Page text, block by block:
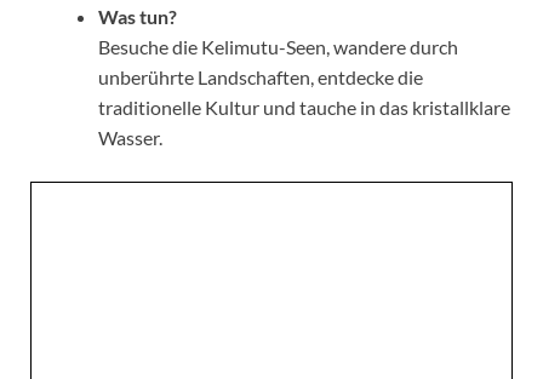
Was tun?
Besuche die Kelimutu-Seen, wandere durch
unberührte Landschaften, entdecke die
traditionelle Kultur und tauche in das kristallklare
Wasser.